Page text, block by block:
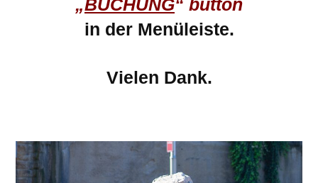
„BUCHUNG“ button
in der Menüleiste.
Vielen Dank.